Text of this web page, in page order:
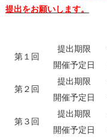
提出をお願いします。
第１回
提出期限
開催予定日
第２回
提出期限
開催予定日
第３回
提出期限
開催予定日